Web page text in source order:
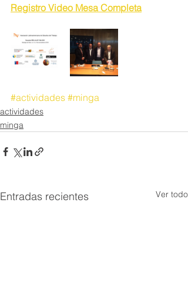
Registro Video Mesa Completa
#actividades #minga
actividades
minga
Entradas recientes Ver todo